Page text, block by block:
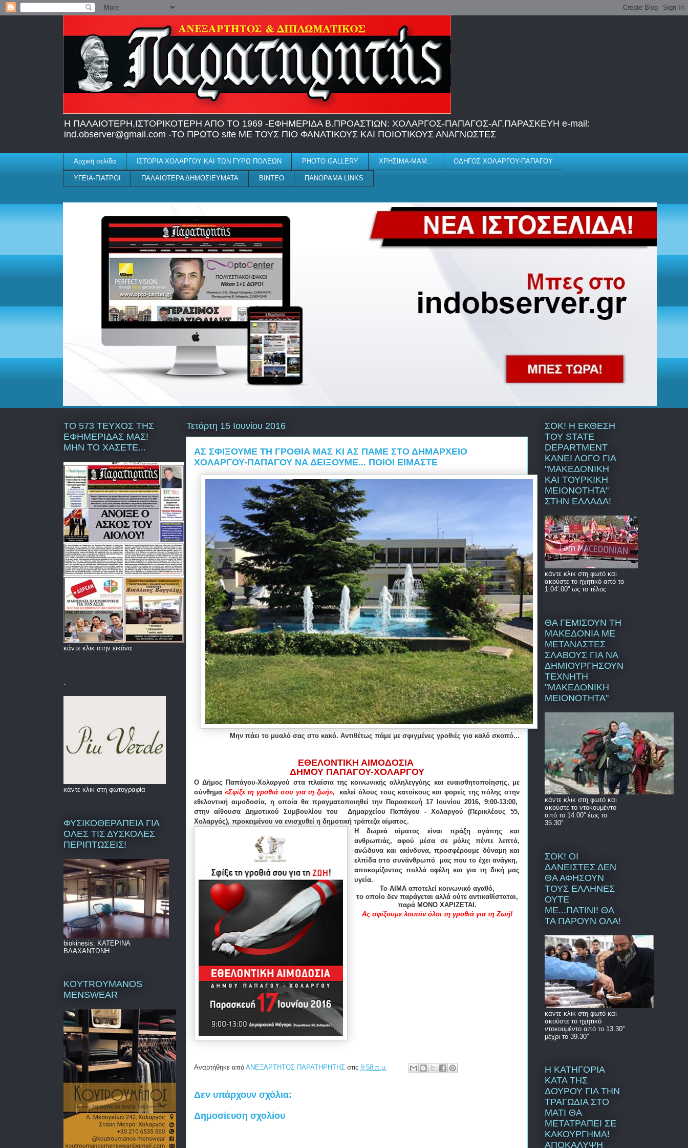
H ΠΑΛΑΙΟΤΕΡΗ,IΣΤΟΡΙΚΟΤΕΡΗ ΑΠΟ ΤΟ 1969 -EΦΗΜΕΡΙΔΑ Β.ΠΡΟΑΣΤΙΩΝ: ΧΟΛΑΡΓΟΣ-ΠΑΠΑΓΟΣ-ΑΓ.ΠΑΡΑΣΚΕΥΗ e-mail:
ind.observer@gmail.com -ΤΟ ΠΡΩΤΟ site ME TΟΥΣ ΠΙΟ ΦΑΝΑΤΙΚΟΥΣ ΚΑΙ ΠΟΙΟΤΙΚΟΥΣ ΑΝΑΓΝΩΣΤΕΣ
Αρχική σελίδα ΙΣΤΟΡΙΑ ΧΟΛΑΡΓΟΥ ΚΑΙ ΤΩΝ ΓΥΡΩ ΠΟΛΕΩΝ PHOTO GALLERY ΧΡΗΣΙΜΑ-ΜΑΜ... ΟΔΗΓΟΣ ΧΟΛΑΡΓΟΥ-ΠΑΠΑΓΟΥ
ΥΓΕΙΑ-ΓΙΑΤΡΟΙ ΠΑΛΑΙΟΤΕΡΑ ΔΗΜΟΣΙΕΥΜΑΤΑ ΒΙΝΤΕΟ ΠΑΝΟΡΑΜΑ LINKS
Τετάρτη 15 Ιουνίου 2016
ΑΣ ΣΦΙΞΟΥΜΕ ΤΗ ΓΡΟΘΙΑ ΜΑΣ ΚΙ ΑΣ ΠΑΜΕ ΣΤΟ ΔΗΜΑΡΧΕΙΟ
ΧΟΛΑΡΓΟΥ-ΠΑΠΑΓΟΥ ΝΑ ΔΕΙΞΟΥΜΕ... ΠΟΙΟΙ ΕΙΜΑΣΤΕ
Μην πάει το μυαλό σας στο κακό. Αντιθέτως πάμε με σφιγμένες γροθιές για καλό σκοπό...
ΕΘΕΛΟΝΤΙΚΗ ΑΙΜΟΔΟΣΙΑ
ΔΗΜΟΥ ΠΑΠΑΓΟΥ-ΧΟΛΑΡΓΟΥ
Ο Δήμος Παπάγου-Χολαργού στα πλαίσια της κοινωνικής αλληλεγγύης και ευαισθητοποίησης, με
σύνθημα «Σφίξε τη γροθιά σου για τη ζωή»,
καλεί όλους τους κατοίκους και φορείς της πόλης στην
εθελοντική αιμοδοσία, η οποία θα πραγματοποιηθεί την Παρασκευή 17 Ιουνίου 2016, 9:00-13:00,
στην αίθουσα Δημοτικού Συμβουλίου του Δημαρχείου Παπάγου - Χολαργού (Περικλέους 55,
Χολαργός), προκειμένου να ενισχυθεί η δημοτική τράπεζα αίματος.
Η δωρεά αίματος είναι πράξη αγάπης και
ανθρωπιάς, αφού μέσα σε μόλις πέντε λεπτά,
ανώδυνα και ακίνδυνα, προσφέρουμε δύναμη και
ελπίδα στο συνάνθρωπό μας που το έχει ανάγκη,
αποκομίζοντας πολλά οφέλη και για τη δική μας
υγεία.
Το ΑΙΜΑ αποτελεί κοινωνικό αγαθό,
το οποίο δεν παράγεται αλλά ούτε αντικαθίσταται,
παρά ΜΟΝΟ ΧΑΡΙΖΕΤΑΙ.
Ας σφίξουμε λοιπόν όλοι τη γροθιά για τη Ζωή!
Αναρτήθηκε από ΑΝΕΞΑΡΤΗΤΟΣ ΠΑΡΑΤΗΡΗΤΗΣ στις 9:58 π.μ.
Δεν υπάρχουν σχόλια:
Δημοσίευση σχολίου
ΤΟ 573 ΤΕΥΧΟΣ ΤΗΣ
ΕΦΗΜΕΡΙΔΑΣ ΜΑΣ!
ΜΗΝ ΤΟ ΧΑΣΕΤΕ...
κάντε κλικ στην εικόνα
.
κάντε κλικ στη φωτογραφία
ΦΥΣΙΚΟΘΕΡΑΠΕΙΑ ΓΙΑ
ΟΛΕΣ ΤΙΣ ΔΥΣΚΟΛΕΣ
ΠΕΡΙΠΤΩΣΕΙΣ!
biokinesis. ΚΑΤΕΡΙΝΑ
ΒΛΑΧΑΝΤΩΝΗ
KOYTROYMANOS
MENSWEAR
ΣΟΚ! Η ΕΚΘΕΣΗ
ΤΟΥ STATE
DEPARTMENT
ΚΑΝΕΙ ΛΟΓΟ ΓΙΑ
"ΜΑΚΕΔΟΝΙΚΗ
ΚΑΙ ΤΟΥΡΚΙΚΗ
ΜΕΙΟΝΟΤΗΤΑ"
ΣΤΗΝ ΕΛΛΑΔΑ!
κάντε κλικ στη φωτό και
ακούστε το ηχητικό από το
1.04'.00'' ως το τέλος
ΘΑ ΓΕΜΙΣΟΥΝ ΤΗ
ΜΑΚΕΔΟΝΙΑ ΜΕ
ΜΕΤΑΝΑΣΤΕΣ
ΣΛΑΒΟΥΣ ΓΙΑ ΝΑ
ΔΗΜΙΟΥΡΓΗΣΟΥΝ
ΤΕΧΝΗΤΗ
"ΜΑΚΕΔΟΝΙΚΗ
ΜΕΙΟΝΟΤΗΤΑ"
κάντε κλικ στη φωτό και
ακούστε το ντοκουμέντο
από το 14.00'' έως το
35.30''
ΣΟΚ! ΟΙ
ΔΑΝΕΙΣΤΕΣ ΔΕΝ
ΘΑ ΑΦΗΣΟΥΝ
ΤΟΥΣ ΕΛΛΗΝΕΣ
ΟΥΤΕ
ΜΕ...ΠΑΤΙΝΙ! ΘΑ
ΤΑ ΠΑΡΟΥΝ ΟΛΑ!
κάντε κλικ στη φωτό και
ακούστε το ηχητικό
ντοκουμέντο από το 13.30''
μέχρι το 39.30''
Η ΚΑΤΗΓΟΡΙΑ
ΚΑΤΑ ΤΗΣ
ΔΟΥΡΟΥ ΓΙΑ ΤΗΝ
ΤΡΑΓΩΔΙΑ ΣΤΟ
ΜΑΤΙ ΘΑ
ΜΕΤΑΤΡΑΠΕΙ ΣΕ
ΚΑΚΟΥΡΓΗΜΑ!
ΑΠΟΚΑΛΥΨΗ